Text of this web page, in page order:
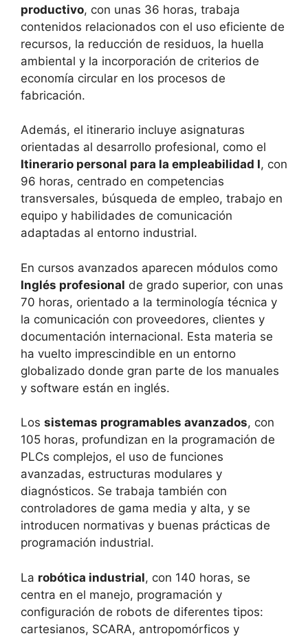
productivo, con unas 36 horas, trabaja
contenidos relacionados con el uso eficiente de
recursos, la reducción de residuos, la huella
ambiental y la incorporación de criterios de
economía circular en los procesos de
fabricación.
Además, el itinerario incluye asignaturas
orientadas al desarrollo profesional, como el
Itinerario personal para la empleabilidad I, con
96 horas, centrado en competencias
transversales, búsqueda de empleo, trabajo en
equipo y habilidades de comunicación
adaptadas al entorno industrial.
En cursos avanzados aparecen módulos como
Inglés profesional de grado superior, con unas
70 horas, orientado a la terminología técnica y
la comunicación con proveedores, clientes y
documentación internacional. Esta materia se
ha vuelto imprescindible en un entorno
globalizado donde gran parte de los manuales
y software están en inglés.
Los sistemas programables avanzados, con
105 horas, profundizan en la programación de
PLCs complejos, el uso de funciones
avanzadas, estructuras modulares y
diagnósticos. Se trabaja también con
controladores de gama media y alta, y se
introducen normativas y buenas prácticas de
programación industrial.
La robótica industrial, con 140 horas, se
centra en el manejo, programación y
configuración de robots de diferentes tipos:
cartesianos, SCARA, antropomórficos y